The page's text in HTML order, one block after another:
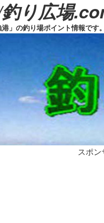
り広場
」の釣り場ポイント情報です
スポ